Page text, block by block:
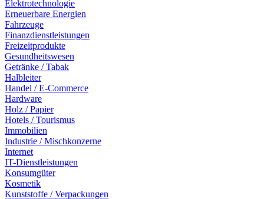
Elektrotechnologie
Erneuerbare Energien
Fahrzeuge
Finanzdienstleistungen
Freizeitprodukte
Gesundheitswesen
Getränke / Tabak
Halbleiter
Handel / E-Commerce
Hardware
Holz / Papier
Hotels / Tourismus
Immobilien
Industrie / Mischkonzerne
Internet
IT-Dienstleistungen
Konsumgüter
Kosmetik
Kunststoffe / Verpackungen